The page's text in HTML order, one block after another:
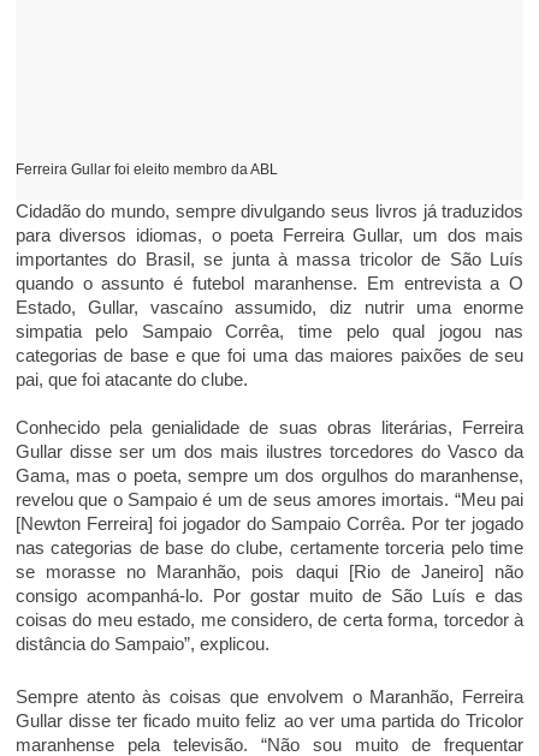
Ferreira Gullar foi eleito membro da ABL
Cidadão do mundo, sempre divulgando seus livros já traduzidos
para diversos idiomas, o poeta Ferreira Gullar, um dos mais
importantes do Brasil, se junta à massa tricolor de São Luís
quando o assunto é futebol maranhense. Em entrevista a O
Estado, Gullar, vascaíno assumido, diz nutrir uma enorme
simpatia pelo Sampaio Corrêa, time pelo qual jogou nas
categorias de base e que foi uma das maiores paixões de seu
pai, que foi atacante do clube.
Conhecido pela genialidade de suas obras literárias, Ferreira
Gullar disse ser um dos mais ilustres torcedores do Vasco da
Gama, mas o poeta, sempre um dos orgulhos do maranhense,
revelou que o Sampaio é um de seus amores imortais. “Meu pai
[Newton Ferreira] foi jogador do Sampaio Corrêa. Por ter jogado
nas categorias de base do clube, certamente torceria pelo time
se morasse no Maranhão, pois daqui [Rio de Janeiro] não
consigo acompanhá-lo. Por gostar muito de São Luís e das
coisas do meu estado, me considero, de certa forma, torcedor à
distância do Sampaio”, explicou.
Sempre atento às coisas que envolvem o Maranhão, Ferreira
Gullar disse ter ficado muito feliz ao ver uma partida do Tricolor
maranhense pela televisão. “Não sou muito de frequentar